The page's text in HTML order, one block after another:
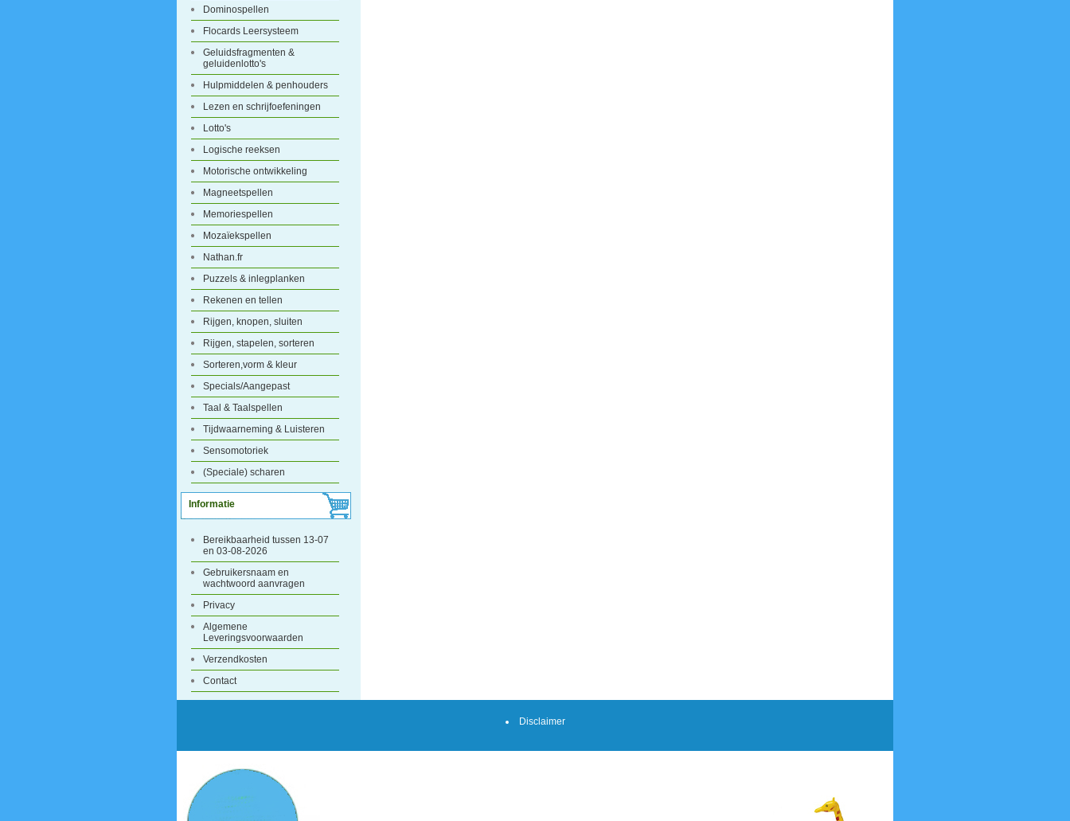
Dominospellen
Flocards Leersysteem
Geluidsfragmenten &
geluidenlotto's
Hulpmiddelen & penhouders
Lezen en schrijfoefeningen
Lotto's
Logische reeksen
Motorische ontwikkeling
Magneetspellen
Memoriespellen
Mozaïekspellen
Nathan.fr
Puzzels & inlegplanken
Rekenen en tellen
Rijgen, knopen, sluiten
Rijgen, stapelen, sorteren
Sorteren,vorm & kleur
Specials/Aangepast
Taal & Taalspellen
Tijdwaarneming & Luisteren
Sensomotoriek
(Speciale) scharen
Informatie
Bereikbaarheid tussen 13-07
en 03-08-2026
Gebruikersnaam en
wachtwoord aanvragen
Privacy
Algemene
Leveringsvoorwaarden
Verzendkosten
Contact
Disclaimer